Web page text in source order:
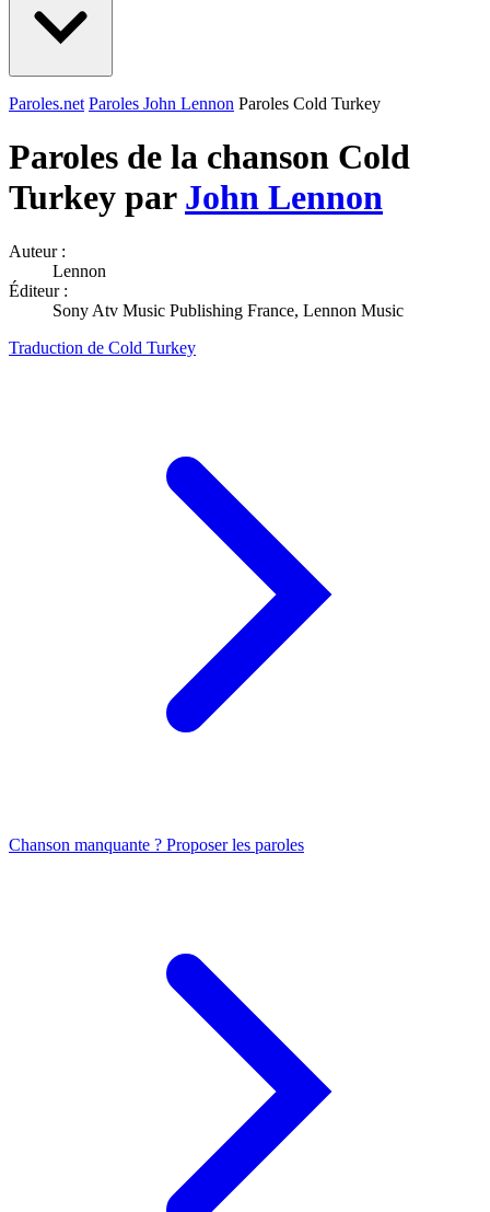
Paroles.net Paroles John Lennon Paroles Cold Turkey
Paroles de la chanson Cold
Turkey par John Lennon
Auteur :
Lennon
Éditeur :
Sony Atv Music Publishing France, Lennon Music
Traduction de Cold Turkey
Chanson manquante ? Proposer les paroles